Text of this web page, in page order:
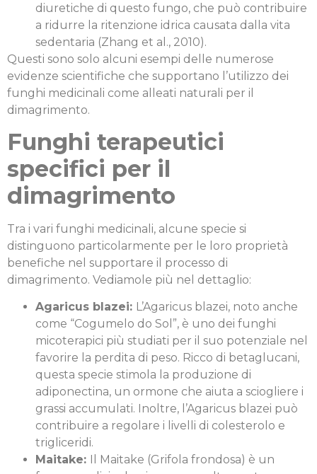
diuretiche di questo fungo, che può contribuire
a ridurre la ritenzione idrica causata dalla vita
sedentaria (Zhang et al., 2010).
Questi sono solo alcuni esempi delle numerose
evidenze scientifiche che supportano l’utilizzo dei
funghi medicinali come alleati naturali per il
dimagrimento.
Funghi terapeutici
specifici per il
dimagrimento
Tra i vari funghi medicinali, alcune specie si
distinguono particolarmente per le loro proprietà
benefiche nel supportare il processo di
dimagrimento. Vediamole più nel dettaglio:
Agaricus blazei: L’Agaricus blazei, noto anche
come “Cogumelo do Sol”, è uno dei funghi
micoterapici più studiati per il suo potenziale nel
favorire la perdita di peso. Ricco di betaglucani,
questa specie stimola la produzione di
adiponectina, un ormone che aiuta a sciogliere i
grassi accumulati. Inoltre, l’Agaricus blazei può
contribuire a regolare i livelli di colesterolo e
trigliceridi.
Maitake:
Il Maitake (Grifola frondosa) è un